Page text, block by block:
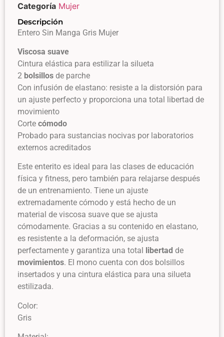
Categoría Mujer
Descripción
Entero Sin Manga Gris Mujer
Viscosa suave
Cintura elástica para estilizar la silueta
2 bolsillos de parche
Con infusión de elastano: resiste a la distorsión para
un ajuste perfecto y proporciona una total libertad de
movimiento
Corte cómodo
Probado para sustancias nocivas por laboratorios
externos acreditados
Este enterito es ideal para las clases de educación
física y fitness, pero también para relajarse después
de un entrenamiento. Tiene un ajuste
extremadamente cómodo y está hecho de un
material de viscosa suave que se ajusta
cómodamente. Gracias a su contenido en elastano,
es resistente a la deformación, se ajusta
perfectamente y garantiza una total
libertad de
movimientos. El mono cuenta con dos bolsillos
insertados y una cintura elástica para una silueta
estilizada.
Color:
Gris